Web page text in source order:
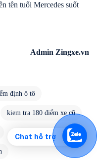
Chat hỗ trợ
tên tuổi Mercedes suốt
Admin Zingxe.vn
định ô tô
kiem tra 180 điểm xe cũ